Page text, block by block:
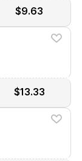
$9.63
$13.33